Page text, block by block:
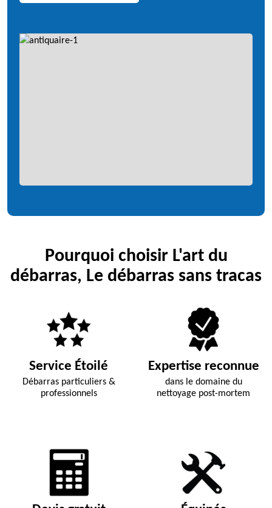
Pourquoi choisir L'art du
débarras, Le débarras sans tracas
Service Étoilé
Débarras particuliers &
professionnels
Expertise reconnue
dans le domaine du
nettoyage post-mortem